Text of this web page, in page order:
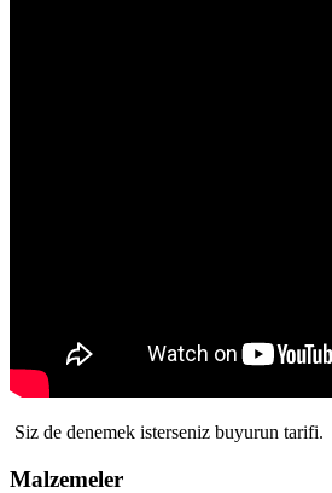
Siz de denemek isterseniz buyurun tarifi.
Malzemeler